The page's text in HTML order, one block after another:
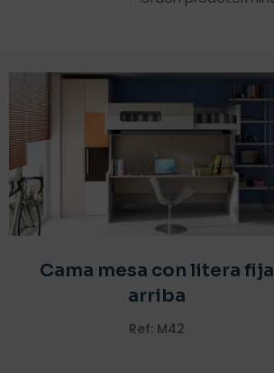
Cama mesa con litera fija
arriba
Ref: M42